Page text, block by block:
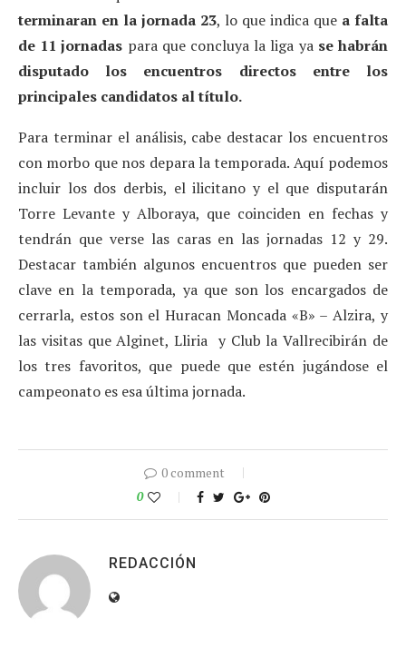
terminaran en la jornada 23, lo que indica que a falta
de 11 jornadas para que concluya la liga ya se habrán
disputado los encuentros directos entre los
principales candidatos al título.
Para terminar el análisis, cabe destacar los encuentros
con morbo que nos depara la temporada. Aquí podemos
incluir los dos derbis, el ilicitano y el que disputarán
Torre Levante y Alboraya, que coinciden en fechas y
tendrán que verse las caras en las jornadas 12 y 29.
Destacar también algunos encuentros que pueden ser
clave en la temporada, ya que son los encargados de
cerrarla, estos son el Huracan Moncada «B» – Alzira, y
las visitas que Alginet, Lliria y Club la Vallrecibirán de
los tres favoritos, que puede que estén jugándose el
campeonato es esa última jornada.
0 comment
0
REDACCIÓN